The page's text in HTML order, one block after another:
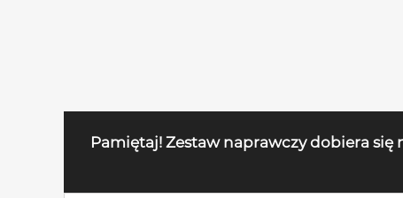
Pamiętaj! Zestaw naprawczy dobiera